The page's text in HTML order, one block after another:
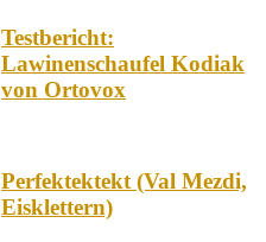
Testbericht:
Lawinenschaufel Kodiak
von Ortovox
Perfektektekt (Val Mezdi,
Eisklettern)